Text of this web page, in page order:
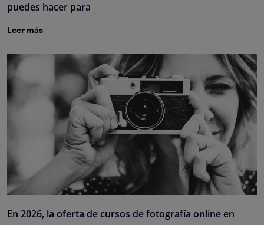
puedes hacer para
Leer más
En 2026, la oferta de cursos de fotografía online en